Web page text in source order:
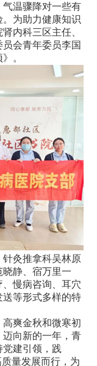
温骤降对一些有
为助力健康知识
内科三区主任、
会青年委员李国
。
灸推拿科吴林原
静、宿万里一
慢病咨询、耳穴
等形式多样的特
爽金秋和微寒初
迈向新的一年，青
建引领，践
量发展而行，为